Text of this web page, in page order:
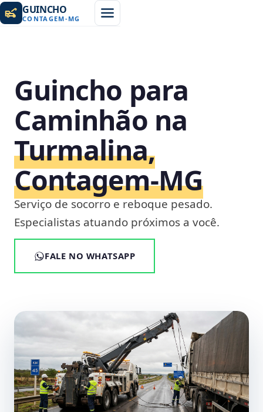
GUINCHO
CONTAGEM-MG
Guincho para
Caminhão na
Turmalina,
Contagem‑MG
Serviço de socorro e reboque pesado.
Especialistas atuando próximos a você.
FALE NO WHATSAPP